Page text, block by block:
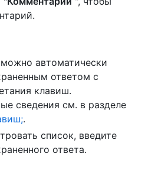
автоматически
ответом с
клавиш.
сведения см. в разделе
.
список, введите
ответа.